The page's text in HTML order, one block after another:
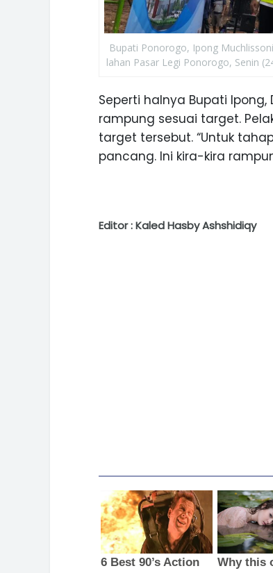
Bupati Ponorogo, Ipong
lahan Pasar Legi Ponorogo, Senin
Seperti halnya Bupati
rampung sesuai target.
target tersebut. “Untuk
pancang. Ini kira-kira
Editor : Kaled Hasby Ashshidiqy